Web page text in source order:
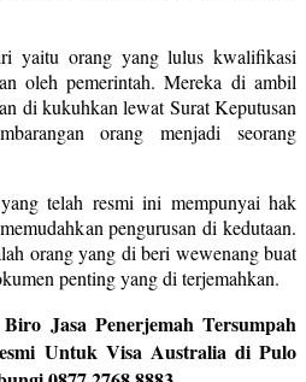
yaitu orang yang lulus kwalifikasi
oleh pemerintah. Mereka di ambil
di kukuhkan lewat Surat Keputusan
orang menjadi seorang
telah resmi ini mempunyai hak
pengurusan di kedutaan.
orang yang di beri wewenang buat
penting yang di terjemahkan.
Jasa Penerjemah Tersumpah
Untuk Visa Australia di Pulo